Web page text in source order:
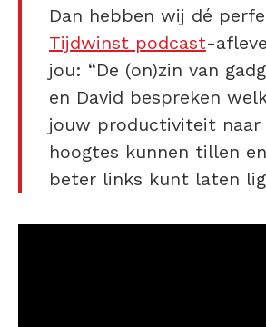
Dan hebben wij dé
Tijdwinst podcast-
jou: “De (on)zin van
en David bespreken
jouw productiviteit naar
hoogtes kunnen tillen
beter links kunt laten